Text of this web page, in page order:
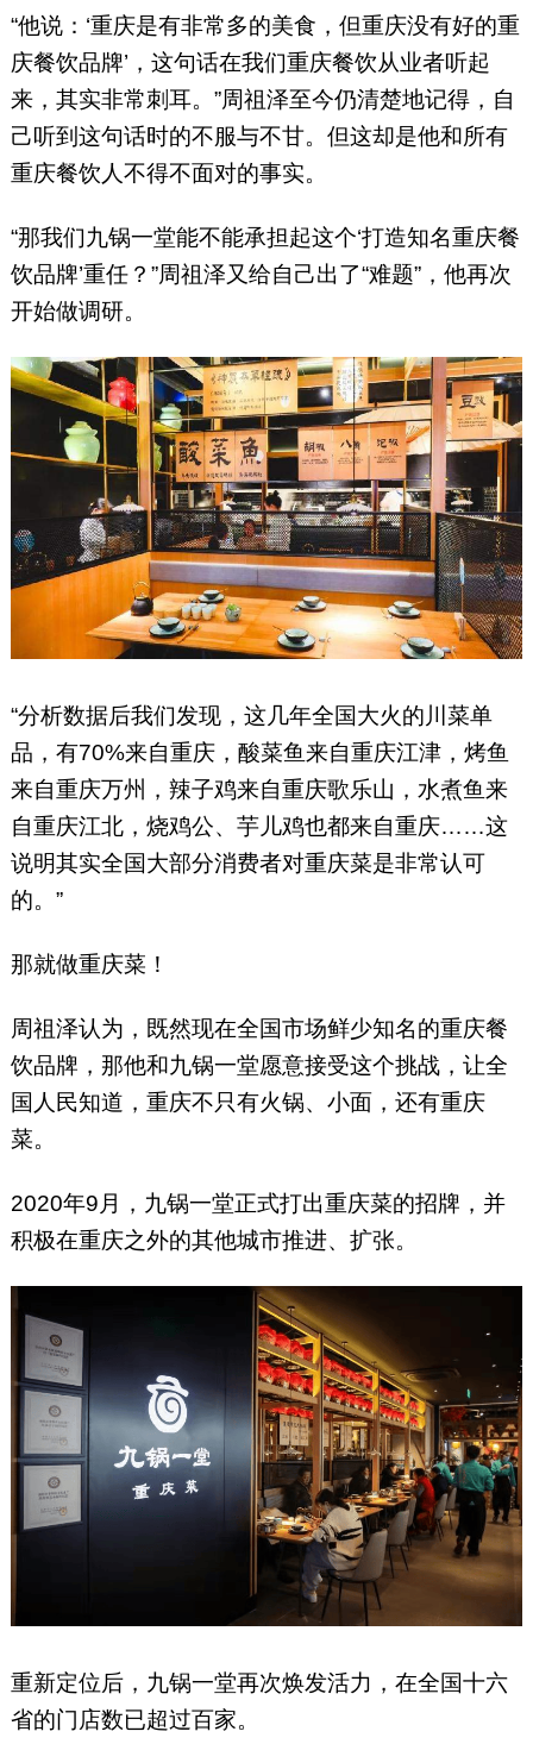
“他说：‘重庆是有非常多的美食，但重庆没有好的重
庆餐饮品牌’，这句话在我们重庆餐饮从业者听起
来，其实非常刺耳。”周祖泽至今仍清楚地记得，自
己听到这句话时的不服与不甘。但这却是他和所有
重庆餐饮人不得不面对的事实。
“那我们九锅一堂能不能承担起这个‘打造知名重庆餐
饮品牌’重任？”周祖泽又给自己出了“难题”，他再次
开始做调研。
“分析数据后我们发现，这几年全国大火的川菜单
品，有70%来自重庆，酸菜鱼来自重庆江津，烤鱼
来自重庆万州，辣子鸡来自重庆歌乐山，水煮鱼来
自重庆江北，烧鸡公、芋儿鸡也都来自重庆……这
说明其实全国大部分消费者对重庆菜是非常认可
的。”
那就做重庆菜！
周祖泽认为，既然现在全国市场鲜少知名的重庆餐
饮品牌，那他和九锅一堂愿意接受这个挑战，让全
国人民知道，重庆不只有火锅、小面，还有重庆
菜。
2020年9月，九锅一堂正式打出重庆菜的招牌，并
积极在重庆之外的其他城市推进、扩张。
重新定位后，九锅一堂再次焕发活力，在全国十六
省的门店数已超过百家。